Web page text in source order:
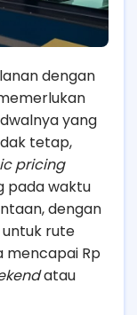
dengan
yang
tetap,
pricing
pada waktu
dengan
untuk rute
mencapai Rp
atau